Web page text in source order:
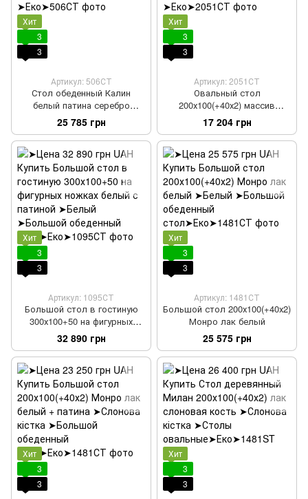
Хит
3
3
Артикул: 506СТ
Стол обеденный Калин
белый патина серебро
200х100+40+40
25 785 грн
Хит
3
3
Артикул: 2051СТ
Овальный стол
200х100(+40х2) массив
дерева лак орех темный
17 204 грн
Хит
3
3
Артикул: 1095СТ
Большой стол в гостиную
300х100+50 на фигурных
ножках белый с патиной
32 890 грн
Хит
3
3
Артикул: 1481СТ
Большой стол 200х100(+40х2)
Монро лак белый
25 575 грн
Хит
3
3
Хит
3
3